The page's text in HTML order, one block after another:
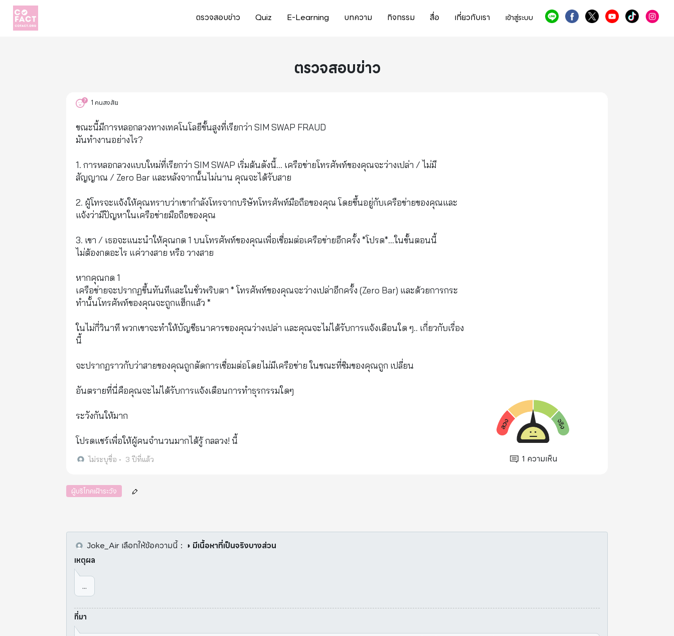
ตรวจสอบข่าว Quiz E-Learning บทความ กิจกรรม สื่อ เกี่ยวกับเรา เข้าสู่ระบบ
ตรวจสอบข่าว
1คนสงสัย
ขณะนี้มีการหลอกลวงทางเทคโนโลยีขั้นสูงที่เรียกว่า SIM SWAP FRAUD
มันทำงานอย่างไร?
1. การหลอกลวงแบบใหม่ที่เรียกว่า SIM SWAP เริ่มต้นดังนี้... เครือข่ายโทรศัพท์ของคุณจะว่างเปล่า / ไม่มี
สัญญาณ / Zero Bar และหลังจากนั้นไม่นาน คุณจะได้รับสาย
2. ผู้โทรจะแจ้งให้คุณทราบว่าเขากำลังโทรจากบริษัทโทรศัพท์มือถือของคุณ โดยขึ้นอยู่กับเครือข่ายของคุณและ
แจ้งว่ามีปัญหาในเครือข่ายมือถือของคุณ
3. เขา / เธอจะแนะนำให้คุณกด 1 บนโทรศัพท์ของคุณเพื่อเชื่อมต่อเครือข่ายอีกครั้ง *โปรด*...ในขั้นตอนนี้
ไม่ต้องกดอะไร แค่วางสาย หรือ วางสาย
หากคุณกด 1
เครือข่ายจะปรากฏขึ้นทันทีและในชั่วพริบตา * โทรศัพท์ของคุณจะว่างเปล่าอีกครั้ง (Zero Bar) และด้วยการกระ
ทำนั้นโทรศัพท์ของคุณจะถูกแฮ็กแล้ว *
ในไม่กี่วินาที พวกเขาจะทำให้บัญชีธนาคารของคุณว่างเปล่า และคุณจะไม่ได้รับการแจ้งเตือนใด ๆ.. เกี่ยวกับเรื่อง
นี้
จะปรากฏราวกับว่าสายของคุณถูกตัดการเชื่อมต่อโดยไม่มีเครือข่าย ในขณะที่ซิมของคุณถูก เปลี่ยน
อันตรายที่นี่คือคุณจะไม่ได้รับการแจ้งเตือนการทำธุรกรรมใดๆ
ระวังกันให้มาก
โปรดแชร์เพื่อให้ผู้คนจำนวนมากได้รู้ กลลวง! นี้
ไม่ระบุชื่อ • 3 ปีที่แล้ว 1 ความเห็น
ผู้บริโภคเฝ้าระวัง
Joke_Air เลือกให้ข้อความนี้： ◑ มีเนื้อหาที่เป็นจริงบางส่วน
เหตุผล
...
ที่มา